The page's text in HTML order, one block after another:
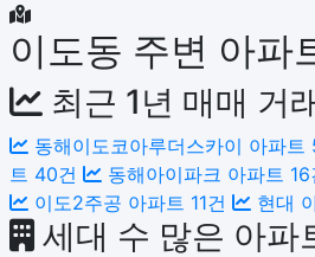
이도동 주변 아파
최근 1년 매매 거
동해이도코아루더스카이 아파트
트 40건 동해아이파크 아파트 16
이도2주공 아파트 11건 현대
세대 수 많은 아파